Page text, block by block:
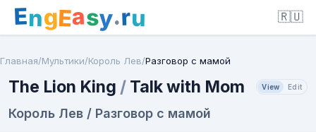
EngEasy.ru 🇷🇺
Главная/Мультики/Король Лев/Разговор с мамой
The Lion King / Talk with Mom View Edit
Король Лев / Разговор с мамой